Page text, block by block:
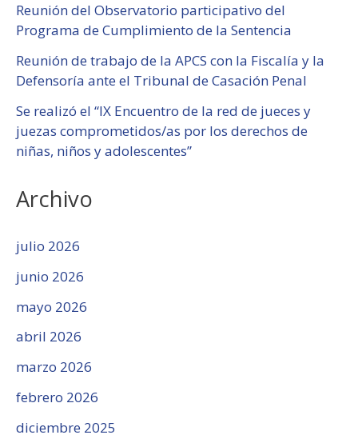
Reunión del Observatorio participativo del
Programa de Cumplimiento de la Sentencia
Reunión de trabajo de la APCS con la Fiscalía y la
Defensoría ante el Tribunal de Casación Penal
Se realizó el “IX Encuentro de la red de jueces y
juezas comprometidos/as por los derechos de
niñas, niños y adolescentes”
Archivo
julio 2026
junio 2026
mayo 2026
abril 2026
marzo 2026
febrero 2026
diciembre 2025